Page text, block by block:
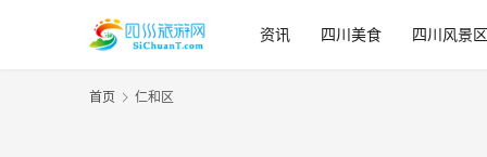
资讯 四川美食 四川风景区
首页 仁和区